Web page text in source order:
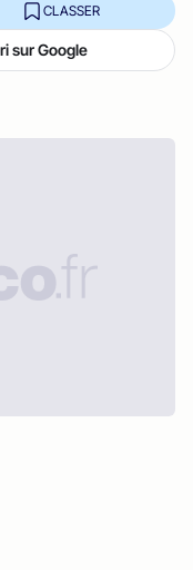
CLASSER
sur Google